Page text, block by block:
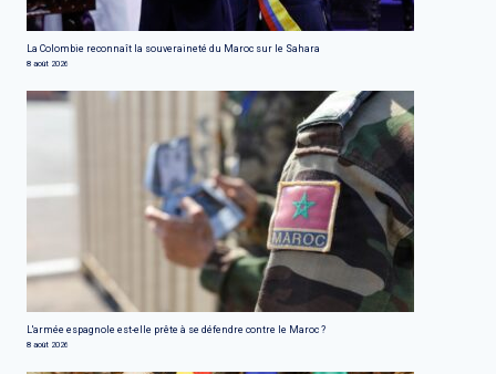
La Colombie reconnaît la souveraineté du Maroc sur le Sahara
8 août 2026
L'armée espagnole est-elle prête à se défendre contre le Maroc ?
8 août 2026